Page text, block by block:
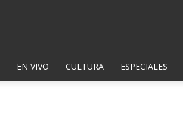
EN VIVO CULTURA ESPECIALES